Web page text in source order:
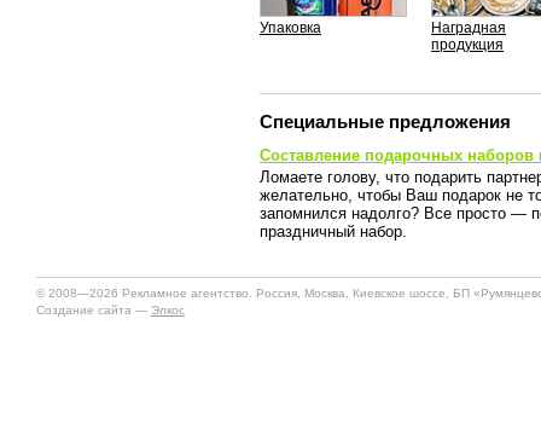
Упаковка
Наградная
продукция
Специальные предложения
Составление подарочных наборов
Ломаете голову, что подарить
желательно, чтобы Ваш подарок не
запомнился надолго? Все просто —
праздничный набор.
© 2008—2026 Рекламное агентство. Россия, Москва, Киевское шоссе, БП
Создание сайта — Элкос